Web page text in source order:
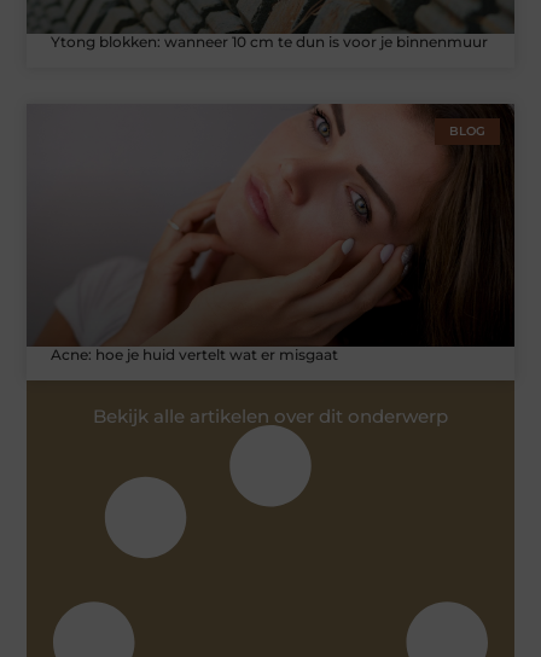
Ytong blokken: wanneer 10 cm te dun is voor je binnenmuur
BLOG
Acne: hoe je huid vertelt wat er misgaat
Bekijk alle artikelen over dit onderwerp